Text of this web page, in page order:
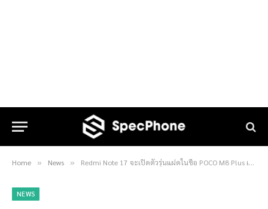
Home » News » Redmi Note 17 จะเปิดตัวรุ่นแฝดในชื่อ POCO M8 Plus เวอร์ชั่น Global เตรียมลุยตลาดโลกด้วย
NEWS